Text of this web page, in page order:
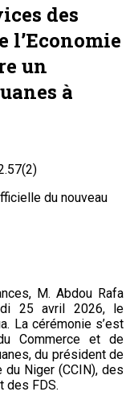
des
l’Economie
un
à
du nouveau
M. Abdou Rafa
25 avril 2026, le
La cérémonie s’est
Commerce et de
du président de
du Niger (CCIN), des
des FDS.